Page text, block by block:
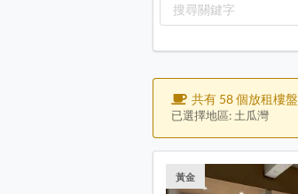
共有 58 個放租樓盤
已選擇地區: 土瓜灣
黃金